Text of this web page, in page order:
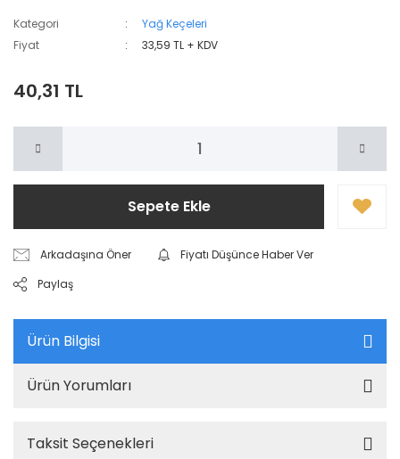
Kategori
Yağ Keçeleri
Fiyat
33,59 TL + KDV
40,31 TL
Sepete Ekle
Arkadaşına Öner
Fiyatı Düşünce Haber Ver
Paylaş
Ürün Bilgisi
Ürün Yorumları
Taksit Seçenekleri